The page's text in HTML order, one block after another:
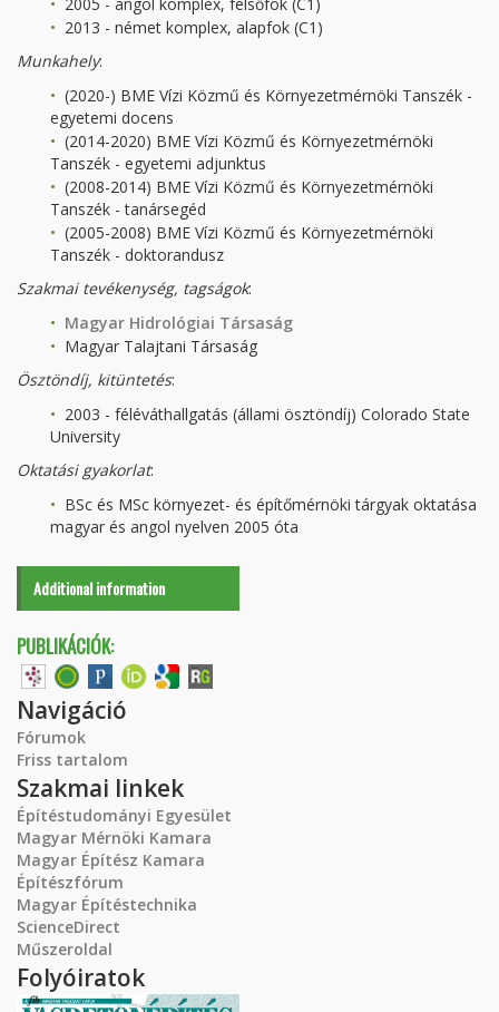
2013 - német komplex, alapfok (C1)
Munkahely:
(2020-) BME Vízi Közmű és Környezetmérnöki Tanszék -
egyetemi docens
(2014-2020) BME Vízi Közmű és Környezetmérnöki
Tanszék - egyetemi adjunktus
(2008-2014) BME Vízi Közmű és Környezetmérnöki
Tanszék - tanársegéd
(2005-2008) BME Vízi Közmű és Környezetmérnöki
Tanszék - doktorandusz
Szakmai tevékenység, tagságok:
Magyar Hidrológiai Társaság
Magyar Talajtani Társaság
Ösztöndíj, kitüntetés:
2003 - féléváthallgatás (állami ösztöndíj) Colorado State
University
Oktatási gyakorlat:
BSc és MSc környezet- és építőmérnöki tárgyak oktatása
magyar és angol nyelven 2005 óta
Additional information
PUBLIKÁCIÓK:
Navigáció
Fórumok
Friss tartalom
Szakmai linkek
Építéstudományi Egyesület
Magyar Mérnöki Kamara
Magyar Építész Kamara
Építészfórum
Magyar Építéstechnika
ScienceDirect
Műszeroldal
Folyóiratok